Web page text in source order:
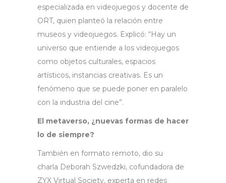
especializada en videojuegos y docente de
ORT, quien planteó la relación entre
museos y videojuegos. Explicó: “Hay un
universo que entiende a los videojuegos
como objetos culturales, espacios
artísticos, instancias creativas. Es un
fenómeno que se puede poner en paralelo
con la industria del cine”.
El metaverso, ¿nuevas formas de hacer
lo de siempre?
También en formato remoto, dio su
charla Deborah Szwedzki, cofundadora de
ZYX Virtual Society, experta en redes